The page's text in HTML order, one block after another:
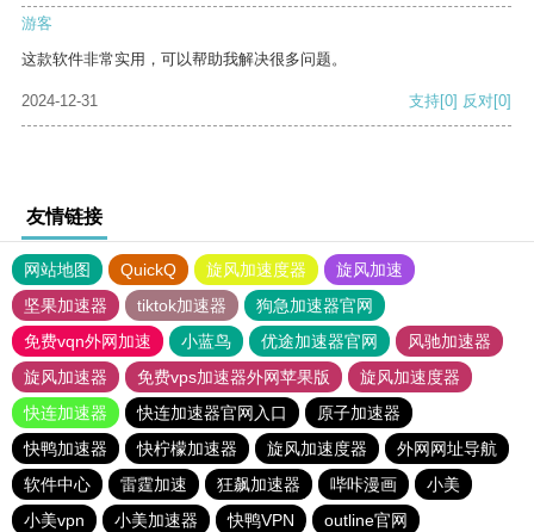
游客
这款软件非常实用，可以帮助我解决很多问题。
2024-12-31 支持[0] 反对[0]
友情链接
网站地图 QuickQ 旋风加速度器
旋风加速
坚果加速器
tiktok加速器
狗急加速器官网
免费vqn外网加速
小蓝鸟 优途加速器官网
风驰加速器
旋风加速器
免费vps加速器外网苹果版
旋风加速度器
快连加速器
快连加速器官网入口
原子加速器
快鸭加速器
快柠檬加速器 旋风加速度器
外网网址导航
软件中心
雷霆加速 狂飙加速器 哔咔漫画
小美
小美vpn
小美加速器 快鸭VPN
outline官网